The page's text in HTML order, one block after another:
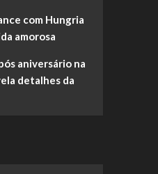
com Hungria
amorosa
aniversário na
detalhes da